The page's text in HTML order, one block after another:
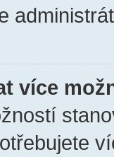
více